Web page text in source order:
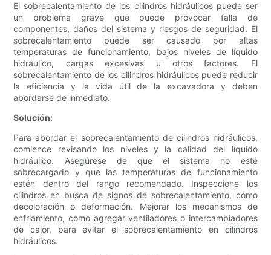
El sobrecalentamiento de los cilindros hidráulicos puede ser
un problema grave que puede provocar falla de
componentes, daños del sistema y riesgos de seguridad. El
sobrecalentamiento puede ser causado por altas
temperaturas de funcionamiento, bajos niveles de líquido
hidráulico, cargas excesivas u otros factores. El
sobrecalentamiento de los cilindros hidráulicos puede reducir
la eficiencia y la vida útil de la excavadora y deben
abordarse de inmediato.
Solución:
Para abordar el sobrecalentamiento de cilindros hidráulicos,
comience revisando los niveles y la calidad del líquido
hidráulico. Asegúrese de que el sistema no esté
sobrecargado y que las temperaturas de funcionamiento
estén dentro del rango recomendado. Inspeccione los
cilindros en busca de signos de sobrecalentamiento, como
decoloración o deformación. Mejorar los mecanismos de
enfriamiento, como agregar ventiladores o intercambiadores
de calor, para evitar el sobrecalentamiento en cilindros
hidráulicos.